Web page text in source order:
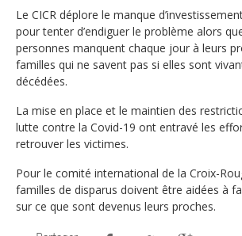
Le CICR déplore le manque
pour tenter d’endiguer le problème alors
personnes manquent chaque jour à leurs
familles qui ne savent pas si elles sont
décédées.
La mise en place et le maintien des
lutte contre la Covid-19 ont entravé les
retrouver les victimes.
Pour le comité international de la Croix-
familles de disparus doivent être aidées à
sur ce que sont devenus leurs proches.